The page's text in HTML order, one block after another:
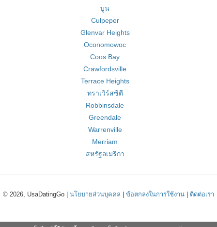
บูน
Culpeper
Glenvar Heights
Oconomowoc
Coos Bay
Crawfordsville
Terrace Heights
ทราเวิร์สซิตี
Robbinsdale
Greendale
Warrenville
Merriam
สหรัฐอเมริกา
© 2026, UsaDatingGo | นโยบายส่วนบุคคล ข้อตกลงในการใช้งาน ติดต่อเรา